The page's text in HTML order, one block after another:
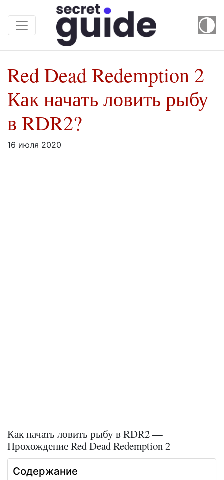
Red Dead Redemption 2
Как начать ловить рыбу
в RDR2?
16 июля 2020
Как начать ловить рыбу в RDR2 —
Прохождение Red Dead Redemption 2
Содержание